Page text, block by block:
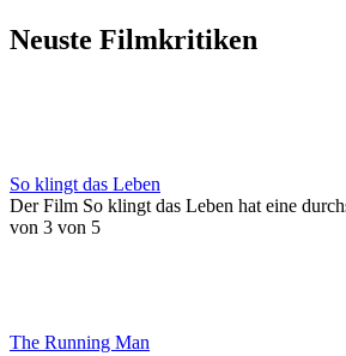
Neuste Filmkritiken
So klingt das Leben
Der Film So klingt das Leben hat eine
von 3 von 5
The Running Man